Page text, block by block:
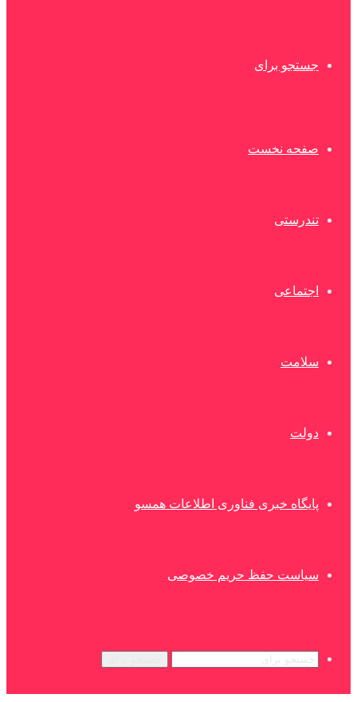
جستجو برای
صفحه نخست
تندرستی
اجتماعی
سلامت
دولت
پایگاه خبری فناوری اطلاعات همسو
سیاست حفظ حریم خصوصی